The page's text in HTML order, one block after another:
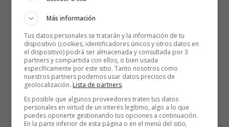
Más información
Tus datos personales se tratarán y la información de tu
dispositivo (cookies, identificadores únicos y otros datos en
el dispositivo) podrá ser almacenada y consultada por 3
partners y compartida con ellos, o bien usada
específicamente por este sitio. Tanto nosotros como
nuestros partners podemos usar datos precisos de
geolocalización. Lista de partners.
Es posible que algunos proveedores traten tus datos
personales en virtud de un interés legítimo, algo a lo que
puedes oponerte gestionando tus opciones a continuación.
En la parte inferior de esta página o en el menú del sitio,